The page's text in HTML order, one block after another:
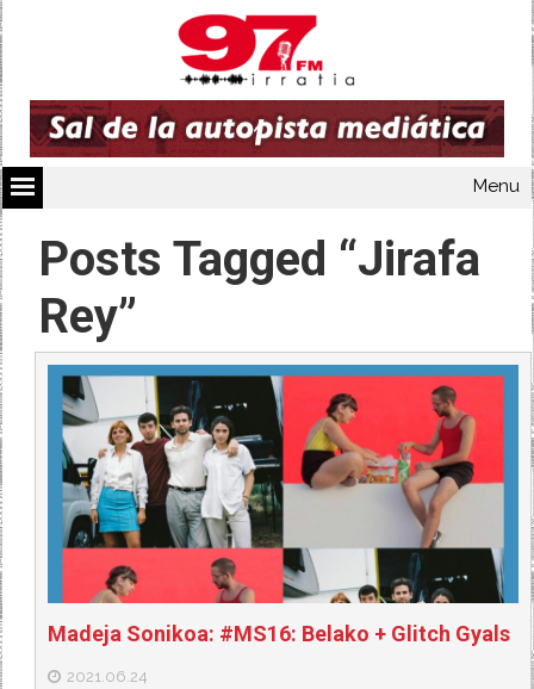
Menu
Posts Tagged “Jirafa
Rey”
Madeja Sonikoa: #MS16: Belako + Glitch Gyals
2021.06.24